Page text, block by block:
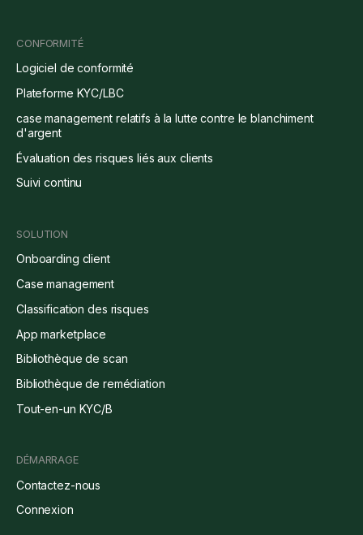
CONFORMITÉ
Logiciel de conformité
Plateforme KYC/LBC
case management relatifs à la lutte contre le blanchiment
d'argent
Évaluation des risques liés aux clients
Suivi continu
SOLUTION
Onboarding client
Case management
Classification des risques
App marketplace
Bibliothèque de scan
Bibliothèque de remédiation
Tout-en-un KYC/B
DÉMARRAGE
Contactez-nous
Connexion